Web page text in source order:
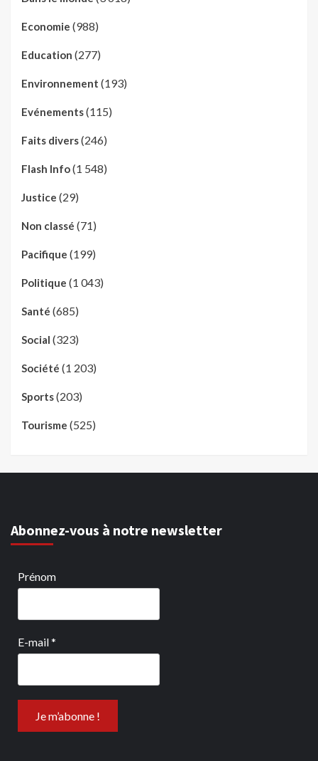
Economie (988)
Education (277)
Environnement (193)
Evénements(115)
Faits divers(246)
Flash Info(1 548)
Justice (29)
Non classé (71)
Pacifique (199)
Politique (1 043)
Santé (685)
Social (323)
Société (1 203)
Sports(203)
Tourisme (525)
Abonnez-vous à notre newsletter
Prénom
E-mail*